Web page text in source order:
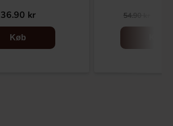
36.90 kr
Køb
54.90 kr